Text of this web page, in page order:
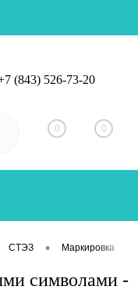
Вход
(843) 526-73-20
0 0
СТЭЗ • Маркировка
символами -